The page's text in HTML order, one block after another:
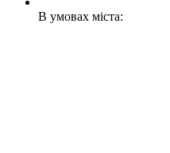
В умовах міста: